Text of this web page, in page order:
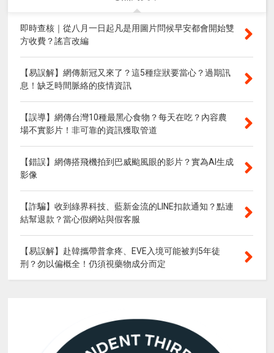
即時查核｜從八月一日起凡是用圖片問候早安都會開始雙
方收費？謠言改編
【易誤解】網傳新冠又來了？這5種症狀要當心？過期訊
息！缺乏時間脈絡的疫情資訊
【誤導】網傳台灣10種最黑心食物？每天在吃？內容農
場不實影片！非可靠的資訊獲取管道
【錯誤】網傳搭飛機拍到巴威颱風眼的影片？實為AI生成
影像
【詐騙】收到綠界科技、藍新金流的LINE扣款通知？點連
結幫退款？當心假網站與假客服
【易誤解】赴韓攜帶普拿疼、EVE入境可能被判5年徒
刑？勿以偏概全！仍須視藥物成分而定